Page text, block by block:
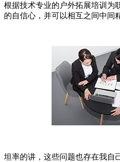
根据技术专业的户外拓展培训为
的自信心，并可以相互之间中间
坦率的讲，这些问题也存在我自